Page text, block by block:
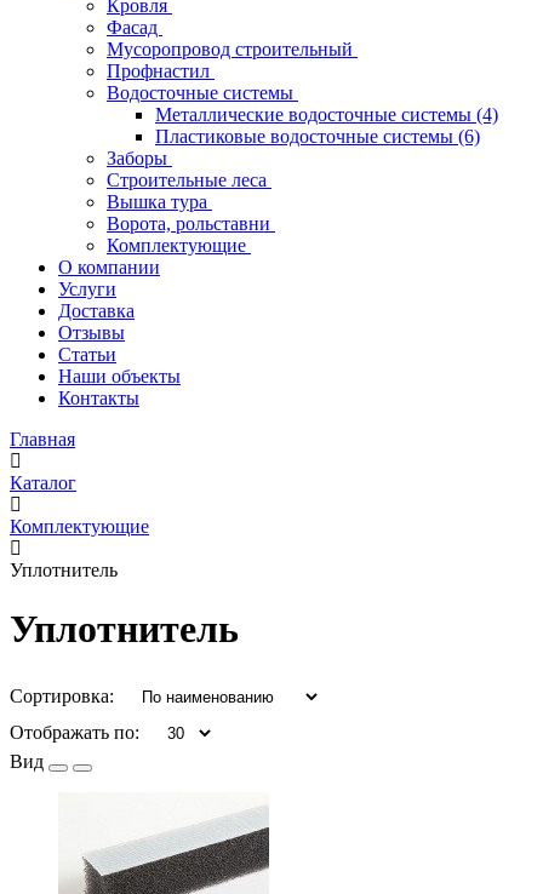
Кровля
Фасад
Мусоропровод строительный
Профнастил
Водосточные системы
Металлические водосточные системы (4)
Пластиковые водосточные системы (6)
Заборы
Строительные леса
Вышка тура
Ворота, рольставни
Комплектующие
О компании
Услуги
Доставка
Отзывы
Статьи
Наши объекты
Контакты
Главная
Каталог
Комплектующие
Уплотнитель
Уплотнитель
Сортировка:
Отображать по:
Вид